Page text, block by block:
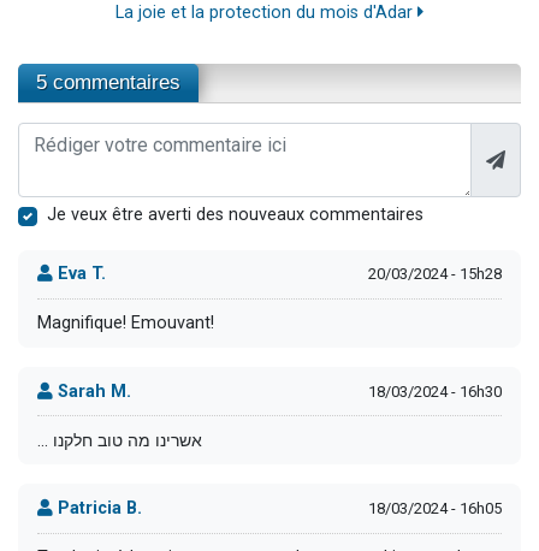
La joie et la protection du mois d'Adar
5 commentaires
Je veux être averti des nouveaux commentaires
Eva T. 20/03/2024 - 15h28
Magnifique! Emouvant!
Sarah M. 18/03/2024 - 16h30
... אשרינו מה טוב חלקנו
Patricia B. 18/03/2024 - 16h05